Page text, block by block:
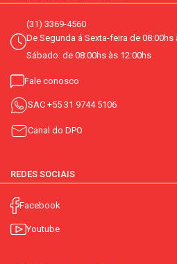
(31) 3369-4560
De Segunda á Sexta-feira de 08:00hs
Sábado: de 08:00hs às 12:00hs
Fale conosco
SAC +55 31 9744 5106
Canal do DPO
REDES SOCIAIS
Facebook
Youtube